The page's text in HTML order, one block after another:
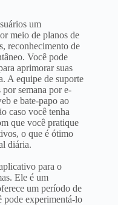
um
meio de planos de
reconhecimento de
Você pode
aprimorar suas
A equipe de suporte
semana por e-
e bate-papo ao
caso você tenha
que você pratique
o que é ótimo
diária.
para o
Ele é um
um período de
pode experimentá-lo